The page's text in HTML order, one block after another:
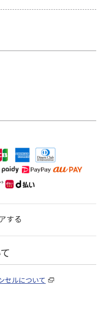
する
セルについて